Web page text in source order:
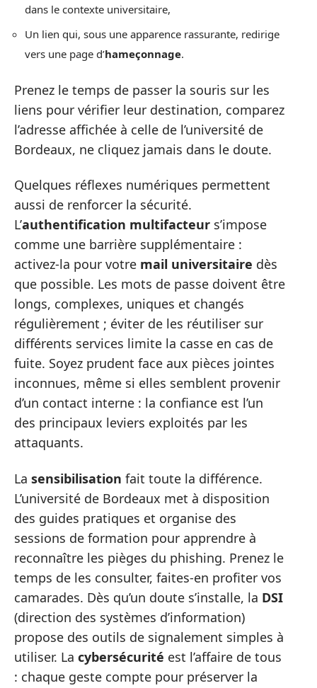
dans le contexte universitaire,
Un lien qui, sous une apparence rassurante, redirige
vers une page d’hameçonnage.
Prenez le temps de passer la souris sur les
liens pour vérifier leur destination, comparez
l’adresse affichée à celle de l’université de
Bordeaux, ne cliquez jamais dans le doute.
Quelques réflexes numériques permettent
aussi de renforcer la sécurité.
L’authentification multifacteur s’impose
comme une barrière supplémentaire :
activez-la pour votre mail universitaire dès
que possible. Les mots de passe doivent être
longs, complexes, uniques et changés
régulièrement ; éviter de les réutiliser sur
différents services limite la casse en cas de
fuite. Soyez prudent face aux pièces jointes
inconnues, même si elles semblent provenir
d’un contact interne : la confiance est l’un
des principaux leviers exploités par les
attaquants.
La sensibilisation fait toute la différence.
L’université de Bordeaux met à disposition
des guides pratiques et organise des
sessions de formation pour apprendre à
reconnaître les pièges du phishing. Prenez le
temps de les consulter, faites-en profiter vos
camarades. Dès qu’un doute s’installe, la DSI
(direction des systèmes d’information)
propose des outils de signalement simples à
utiliser. La cybersécurité est l’affaire de tous
: chaque geste compte pour préserver la